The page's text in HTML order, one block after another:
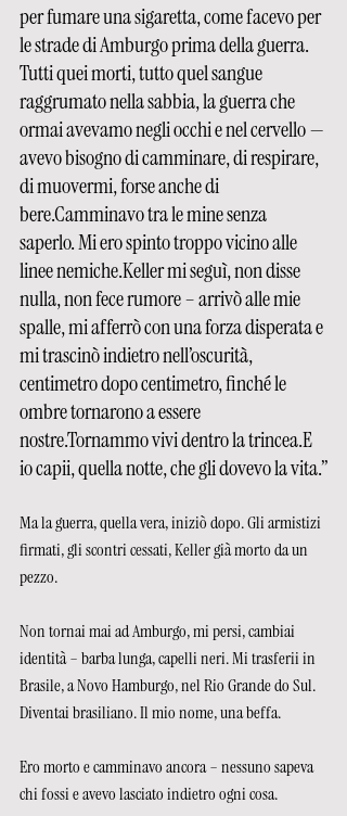
per fumare una sigaretta, come facevo per
le strade di Amburgo prima della guerra.
Tutti quei morti, tutto quel sangue
raggrumato nella sabbia, la guerra che
ormai avevamo negli occhi e nel cervello —
avevo bisogno di camminare, di respirare,
di muovermi, forse anche di
bere.Camminavo tra le mine senza
saperlo. Mi ero spinto troppo vicino alle
linee nemiche.Keller mi seguì, non disse
nulla, non fece rumore – arrivò alle mie
spalle, mi afferrò con una forza disperata e
mi trascinò indietro nell’oscurità,
centimetro dopo centimetro, finché le
ombre tornarono a essere
nostre.Tornammo vivi dentro la trincea.E
io capii, quella notte, che gli dovevo la vita.”
Ma la guerra, quella vera, iniziò dopo. Gli armistizi
firmati, gli scontri cessati, Keller già morto da un
pezzo.
Non tornai mai ad Amburgo, mi persi, cambiai
identità – barba lunga, capelli neri. Mi trasferii in
Brasile, a Novo Hamburgo, nel Rio Grande do Sul.
Diventai brasiliano. Il mio nome, una beffa.
Ero morto e camminavo ancora – nessuno sapeva
chi fossi e avevo lasciato indietro ogni cosa.